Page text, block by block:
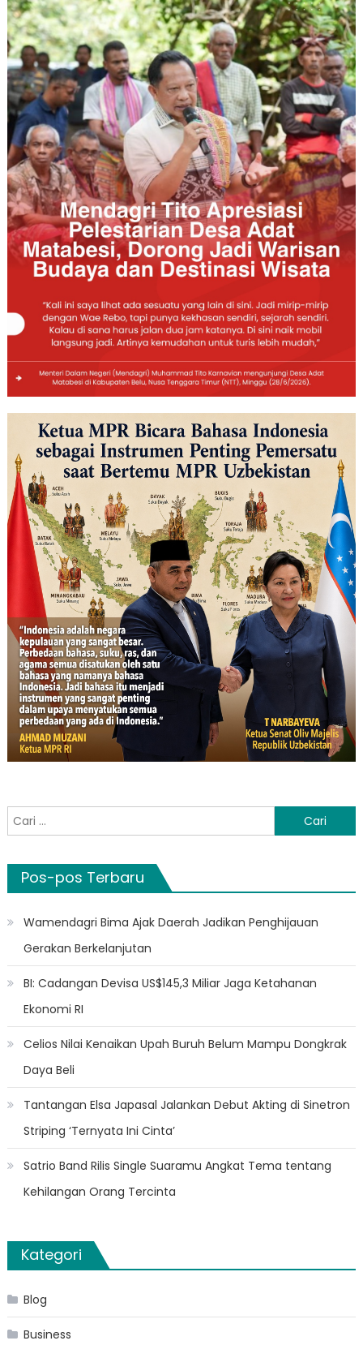
Cari
untuk:
Pos-pos Terbaru
Wamendagri Bima Ajak Daerah Jadikan Penghijauan
Gerakan Berkelanjutan
BI: Cadangan Devisa US$145,3 Miliar Jaga Ketahanan
Ekonomi RI
Celios Nilai Kenaikan Upah Buruh Belum Mampu Dongkrak
Daya Beli
Tantangan Elsa Japasal Jalankan Debut Akting di Sinetron
Striping ‘Ternyata Ini Cinta’
Satrio Band Rilis Single Suaramu Angkat Tema tentang
Kehilangan Orang Tercinta
Kategori
Blog
Business